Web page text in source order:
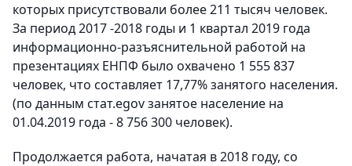
которых присутствовали более 211 тысяч человек.
За период 2017 -2018 годы и 1 квартал 2019 года
информационно-разъяснительной работой на
презентациях ЕНПФ было охвачено 1 555 837
человек, что составляет 17,77% занятого населения.
(по данным стат.egov занятое население на
01.04.2019 года - 8 756 300 человек).
Продолжается работа, начатая в 2018 году, со